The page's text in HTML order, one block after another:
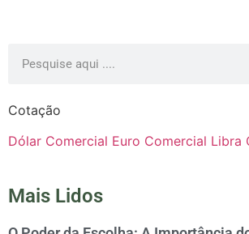
Cotação
Dólar Comercial Euro Comercial Libra
Mais Lidos